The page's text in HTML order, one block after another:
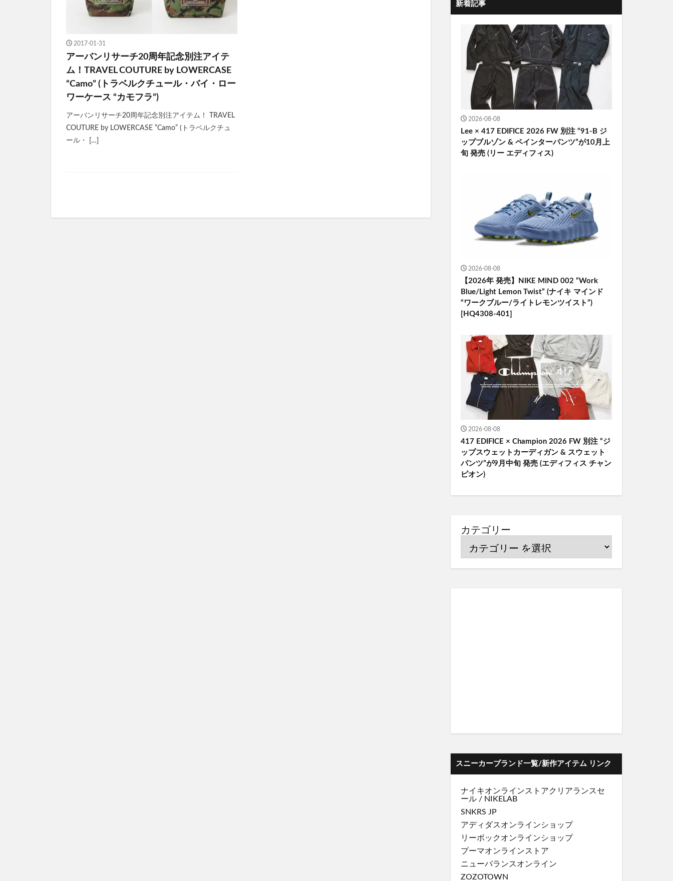
2017-01-31
アーバンリサーチ20周年記念別注アイテ
ム！TRAVEL COUTURE by LOWERCASE
“Camo” (トラベルクチュール・バイ・ロー
ワーケース “カモフラ”)
アーバンリサーチ20周年記念別注アイテム！ TRAVEL
COUTURE by LOWERCASE “Camo” (トラベルクチュ
ール・ […]
新着記事
2026-08-08
Lee × 417 EDIFICE 2026 FW 別注 “91-B ジ
ップブルゾン & ペインターパンツ”が10月上
旬 発売 (リー エディフィス)
2026-08-08
【2026年 発売】NIKE MIND 002 “Work
Blue/Light Lemon Twist” (ナイキ マインド
“ワークブルー/ライトレモンツイスト”)
[HQ4308-401]
2026-08-08
417 EDIFICE × Champion 2026 FW 別注 “ジ
ップスウェットカーディガン & スウェット
パンツ”が9月中旬 発売 (エディフィス チャン
ピオン)
カテゴリー
スニーカーブランド一覧/新作アイテム リンク
ナイキオンラインストアクリアランスセ
ール / NIKELAB
SNKRS JP
アディダスオンラインショップ
リーボックオンラインショップ
プーマオンラインストア
ニューバランスオンライン
ZOZOTOWN